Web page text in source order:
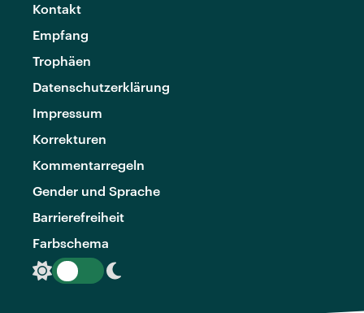
Kontakt
Empfang
Trophäen
Datenschutzerklärung
Impressum
Korrekturen
Kommentarregeln
Gender und Sprache
Barrierefreiheit
Farbschema